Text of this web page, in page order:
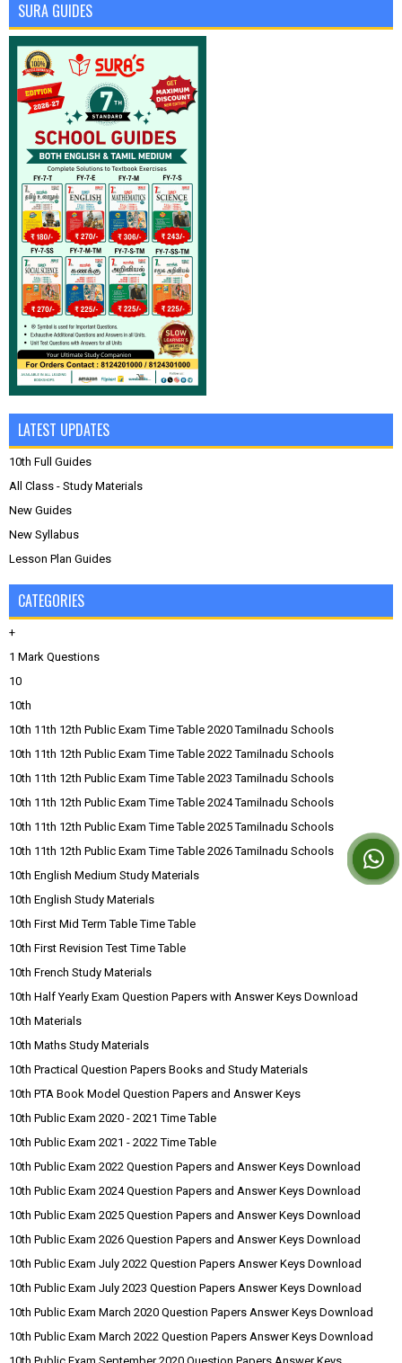
SURA GUIDES
LATEST UPDATES
10th Full Guides
All Class - Study Materials
New Guides
New Syllabus
Lesson Plan Guides
CATEGORIES
+
1 Mark Questions
10
10th
10th 11th 12th Public Exam Time Table 2020 Tamilnadu Schools
10th 11th 12th Public Exam Time Table 2022 Tamilnadu Schools
10th 11th 12th Public Exam Time Table 2023 Tamilnadu Schools
10th 11th 12th Public Exam Time Table 2024 Tamilnadu Schools
10th 11th 12th Public Exam Time Table 2025 Tamilnadu Schools
10th 11th 12th Public Exam Time Table 2026 Tamilnadu Schools
10th English Medium Study Materials
10th English Study Materials
10th First Mid Term Table Time Table
10th First Revision Test Time Table
10th French Study Materials
10th Half Yearly Exam Question Papers with Answer Keys Download
10th Materials
10th Maths Study Materials
10th Practical Question Papers Books and Study Materials
10th PTA Book Model Question Papers and Answer Keys
10th Public Exam 2020 - 2021 Time Table
10th Public Exam 2021 - 2022 Time Table
10th Public Exam 2022 Question Papers and Answer Keys Download
10th Public Exam 2024 Question Papers and Answer Keys Download
10th Public Exam 2025 Question Papers and Answer Keys Download
10th Public Exam 2026 Question Papers and Answer Keys Download
10th Public Exam July 2022 Question Papers Answer Keys Download
10th Public Exam July 2023 Question Papers Answer Keys Download
10th Public Exam March 2020 Question Papers Answer Keys Download
10th Public Exam March 2022 Question Papers Answer Keys Download